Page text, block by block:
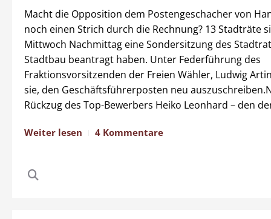
Macht die Opposition dem Postengeschacher von
noch einen Strich durch die Rechnung? 13 Stadträte
Mittwoch Nachmittag eine Sondersitzung des
Stadtbau beantragt haben. Unter Federführung des
Fraktionsvorsitzenden der Freien Wähler, Ludwig
sie, den Geschäftsführerposten neu
Rückzug des Top-Bewerbers Heiko Leonhard – den
Weiter lesen 4 Kommentare